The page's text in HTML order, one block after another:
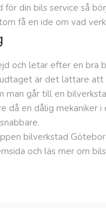
din bils service så
få en ide om vad
och letar efter en bra
är det lättare
man går till en
då en dålig mekaniker
bilverkstad
och läs mer om